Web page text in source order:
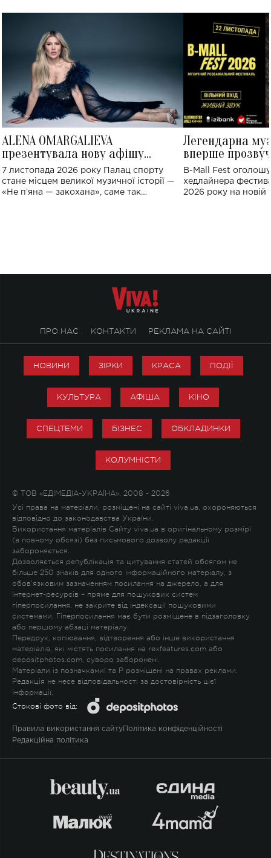
ALENA OMARGALIEVA
презентувала нову афішу
великого концерту в Палаці
спорту
7 листопада 2026 року Палац спорту
стане місцем великої музичної історії —
«Не пʼяна — закохана», саме так
Легендарна
вперше
Україні: де
B-Mall Fest
хедлайнера
2026 року на новій
ПРО НАС КОНТАКТИ РЕКЛАМА НА САЙТІ
НОВИНИ ЗІРКИ КРАСА ПОДІЇ
КУЛЬТУРА АФІША КІНО
СПЕЦТЕМИ БІЗНЕС ОБКЛАДИНКИ
КОЛУМНІСТИ
© ТОВ «ЕДІМЕДІА-УКРАЇНА», 2008 - 2026
Усі права на матеріали, розміщені на сайті viva.ua, охороняються
відповідно до законодавства України.
Використання матеріалів Сайту viva.ua в оригінальному розмірі
(в повному обсязі) без письмового дозволу редакції
забороняється.
Дозволяється републікація та цитування статей обсягом не
більше 250 знаків для одного інформаційного матеріалу, з
обов'язковим зазначенням посилання на джерело, а для
Інтернет-ресурсів – пряме для пошукових систем
гіперпосилання, не закрите від індексації пошуковими
системами. Гіперпосилання має бути розміщене в підзаголовку
або першому абзаці матеріалу.
Передрук, копіювання, відтворення або інше використання
матеріалів, які містять посилання на rexfeatures.com або
depositphotos.com, суворо заборонені.
Матеріали із позначками! та P розміщені на правах реклами.
Редакція не несе відповідальності за достовірність цієї
інформації.
Стокові фото від:
Правила використання сайту Політика конфіденційності
Редакційна політика